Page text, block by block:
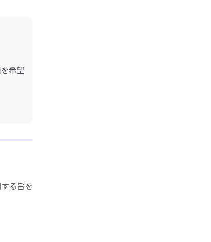
希望
る旨を